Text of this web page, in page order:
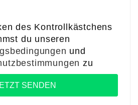
des Kontrollkästchens
du unseren
und
zu